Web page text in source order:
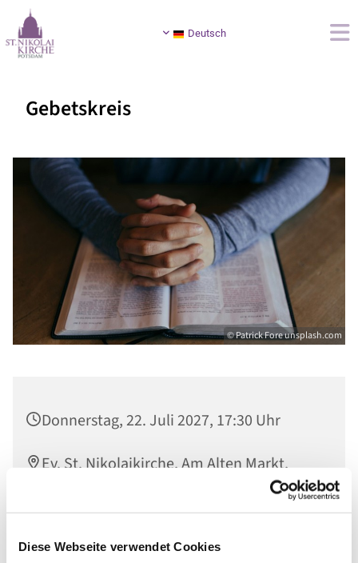
Diese Webseite verwendet Cookies
Deutsch
Gebetskreis
© Patrick Fore unsplash.com
Donnerstag, 22. Juli 2027, 17:30 Uhr
Ev. St. Nikolaikirche, Am Alten Markt,